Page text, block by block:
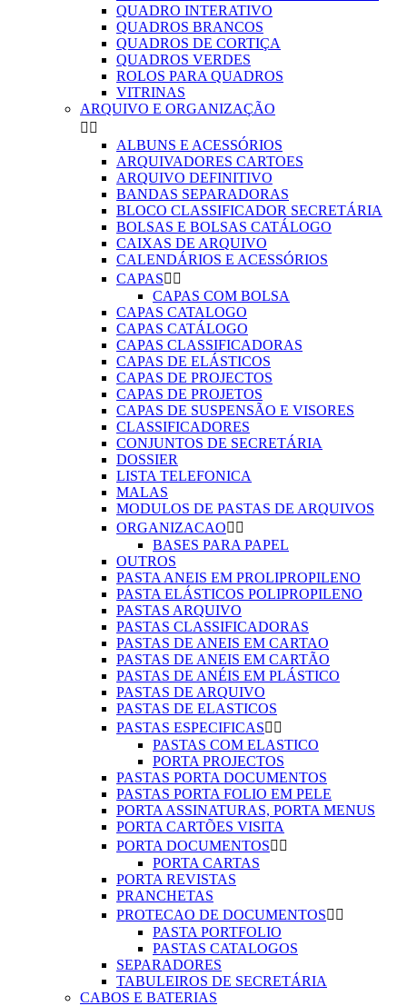
QUADRO INTERATIVO
QUADROS BRANCOS
QUADROS DE CORTIÇA
QUADROS VERDES
ROLOS PARA QUADROS
VITRINAS
ARQUIVO E ORGANIZAÇÃO
 
ALBUNS E ACESSÓRIOS
ARQUIVADORES CARTOES
ARQUIVO DEFINITIVO
BANDAS SEPARADORAS
BLOCO CLASSIFICADOR SECRETÁRIA
BOLSAS E BOLSAS CATÁLOGO
CAIXAS DE ARQUIVO
CALENDÁRIOS E ACESSÓRIOS
CAPAS 
CAPAS COM BOLSA
CAPAS CATALOGO
CAPAS CATÁLOGO
CAPAS CLASSIFICADORAS
CAPAS DE ELÁSTICOS
CAPAS DE PROJECTOS
CAPAS DE PROJETOS
CAPAS DE SUSPENSÃO E VISORES
CLASSIFICADORES
CONJUNTOS DE SECRETÁRIA
DOSSIER
LISTA TELEFONICA
MALAS
MODULOS DE PASTAS DE ARQUIVOS
ORGANIZACAO 
BASES PARA PAPEL
OUTROS
PASTA ANEIS EM PROLIPROPILENO
PASTA ELÁSTICOS POLIPROPILENO
PASTAS ARQUIVO
PASTAS CLASSIFICADORAS
PASTAS DE ANEIS EM CARTAO
PASTAS DE ANEIS EM CARTÃO
PASTAS DE ANÉIS EM PLÁSTICO
PASTAS DE ARQUIVO
PASTAS DE ELASTICOS
PASTAS ESPECIFICAS 
PASTAS COM ELASTICO
PORTA PROJECTOS
PASTAS PORTA DOCUMENTOS
PASTAS PORTA FOLIO EM PELE
PORTA ASSINATURAS, PORTA MENUS
PORTA CARTÕES VISITA
PORTA DOCUMENTOS 
PORTA CARTAS
PORTA REVISTAS
PRANCHETAS
PROTECAO DE DOCUMENTOS 
PASTA PORTFOLIO
PASTAS CATALOGOS
SEPARADORES
TABULEIROS DE SECRETÁRIA
CABOS E BATERIAS